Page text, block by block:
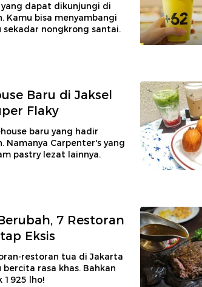
dapat dikunjungi di
Kamu bisa menyambangi
nongkrong santai.
Baru di Jaksel
Flaky
baru yang hadir
Namanya Carpenter's yang
pastry lezat lainnya.
7 Restoran
Eksis
restoran tua di Jakarta
rasa khas. Bahkan
1925 lho!